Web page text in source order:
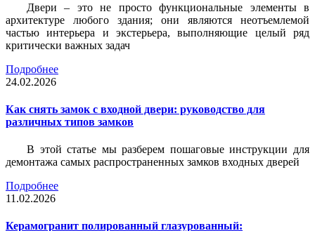
Двери – это не просто функциональные элементы в
архитектуре любого здания; они являются неотъемлемой
частью интерьера и экстерьера, выполняющие целый ряд
критически важных задач
Подробнее
24.02.2026
Как снять замок с входной двери: руководство для
различных типов замков
В этой статье мы разберем пошаговые инструкции для
демонтажа самых распространенных замков входных дверей
Подробнее
11.02.2026
Керамогранит полированный глазурованный: